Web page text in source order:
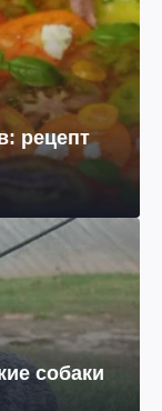
рецепт
собаки